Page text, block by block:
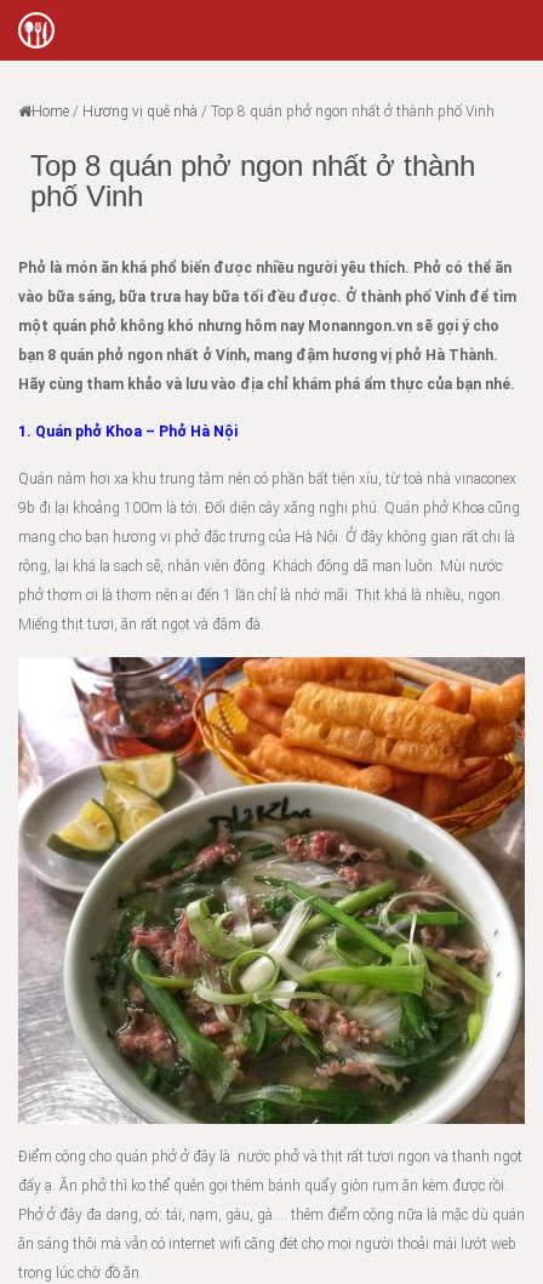
Home / Hương vị quê nhà / Top 8 quán phở ngon nhất ở thành phố Vinh
Top 8 quán phở ngon nhất ở thành
phố Vinh
Phở là món ăn khá phổ biến được nhiều người yêu thích. Phở có thể ăn
vào bữa sáng, bữa trưa hay bữa tối đều được. Ở thành phố Vinh để tìm
một quán phở không khó nhưng hôm nay Monanngon.vn sẽ gợi ý cho
bạn 8 quán phở ngon nhất ở Vinh, mang đậm hương vị phở Hà Thành.
Hãy cùng tham khảo và lưu vào địa chỉ khám phá ẩm thực của bạn nhé.
1. Quán phở Khoa – Phở Hà Nội
Quán nằm hơi xa khu trung tâm nên có phần bất tiện xíu, từ toà nhà vinaconex
9b đi lại khoảng 100m là tới. Đối diện cây xăng nghi phú. Quán phở Khoa cũng
mang cho bạn hương vị phở đặc trưng của Hà Nội. Ở đây không gian rất chi là
rộng, lại khá la sạch sẽ, nhân viên đông. Khách đông dã man luôn. Mùi nước
phở thơm ơi là thơm nên ai đến 1 lần chỉ là nhớ mãi. Thịt khá là nhiều, ngon.
Miếng thịt tươi, ăn rất ngọt và đậm đà.
Điểm cộng cho quán phở ở đây là nước phở và thịt rất tươi ngon và thanh ngọt
đấy ạ. Ăn phở thì ko thể quên gọi thêm bánh quẩy giòn rụm ăn kèm được rồi.
Phở ở đây đa dạng, có: tái, nạm, gàu, gà…. thêm điểm cộng nữa là mặc dù quán
ăn sáng thôi mà vẫn có internet wifi căng đét cho mọi người thoải mái lướt web
trong lúc chờ đồ ăn.